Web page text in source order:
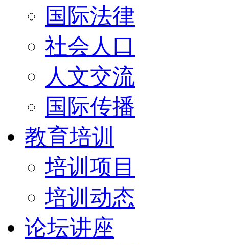
国际法律
社会人口
人文交流
国际传播
教育培训
培训项目
培训动态
论坛讲座